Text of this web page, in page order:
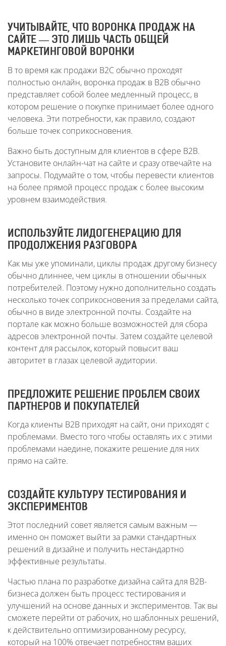
УЧИТЫВАЙТЕ, ЧТО ВОРОНКА ПРОДАЖ НА
САЙТЕ — ЭТО ЛИШЬ ЧАСТЬ ОБЩЕЙ
МАРКЕТИНГОВОЙ ВОРОНКИ
В то время как продажи B2C обычно проходят
полностью онлайн, воронка продаж в В2В обычно
представляет собой более медленный процесс, в
котором решение о покупке принимает более одного
человека. Эти потребности, как правило, создают
больше точек соприкосновения.
Важно быть доступным для клиентов в сфере B2B.
Установите онлайн-чат на сайте и сразу отвечайте на
запросы. Подумайте о том, чтобы перевести клиентов
на более прямой процесс продаж с более высоким
уровнем взаимодействия.
ИСПОЛЬЗУЙТЕ ЛИДОГЕНЕРАЦИЮ ДЛЯ
ПРОДОЛЖЕНИЯ РАЗГОВОРА
Как мы уже упоминали, циклы продаж другому бизнесу
обычно длиннее, чем циклы в отношении обычных
потребителей. Поэтому нужно дополнительно создать
несколько точек соприкосновения за пределами сайта,
обычно в виде электронной почты. Создайте на
портале как можно больше возможностей для сбора
адресов электронной почты. Затем создайте целевой
контент для рассылок, который повысит ваш
авторитет в глазах целевой аудитории.
ПРЕДЛОЖИТЕ РЕШЕНИЕ ПРОБЛЕМ СВОИХ
ПАРТНЕРОВ И ПОКУПАТЕЛЕЙ
Когда клиенты B2B приходят на сайт, они приходят с
проблемами. Вместо того чтобы оставлять их с этими
проблемами наедине, покажите решение для них
прямо на сайте.
СОЗДАЙТЕ КУЛЬТУРУ ТЕСТИРОВАНИЯ И
ЭКСПЕРИМЕНТОВ
Этот последний совет является самым важным —
именно он поможет выйти за рамки стандартных
решений в дизайне и получить нестандартно
эффективные результаты.
Частью плана по разработке дизайна сайта для B2B-
бизнеса должен быть процесс тестирования и
улучшений на основе данных и экспериментов. Так вы
сможете перейти от рабочих, но шаблонных решений,
к действительно оптимизированному ресурсу,
который на 100% отвечает потребностям ваших